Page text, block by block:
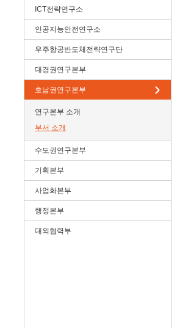
ICT전략연구소
인공지능안전연구소
우주항공반도체전략연구단
대경권연구본부
호남권연구본부
연구본부 소개
부서 소개
수도권연구본부
기획본부
사업화본부
행정본부
대외협력부